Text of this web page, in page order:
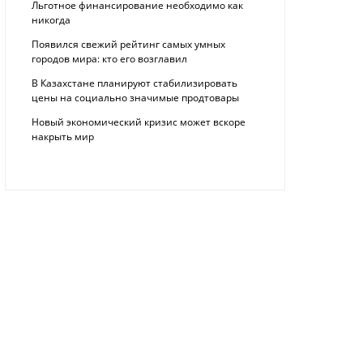
Льготное финансирование необходимо как
никогда
Появился свежий рейтинг самых умных
городов мира: кто его возглавил
В Казахстане планируют стабилизировать
цены на социально значимые продтовары
Новый экономический кризис может вскоре
накрыть мир